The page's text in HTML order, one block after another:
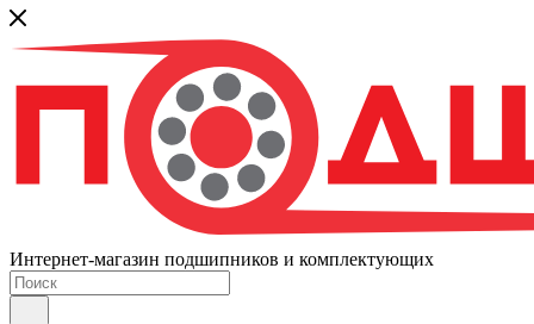
Интернет-магазин подшипников и комплектующих